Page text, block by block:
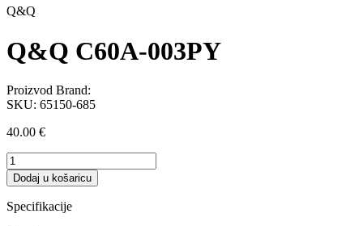
Q&Q
Q&Q C60A-003PY
SKU: 65150-685
Proizvod Brand:
40.00 €
Q&Q
C60A-
003PY
količina
Dodaj u košaricu
Specifikacije